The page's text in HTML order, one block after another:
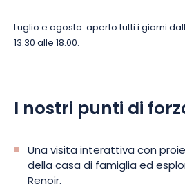
Luglio e agosto: aperto tutti i giorni
13.30 alle 18.00.
I nostri punti di
Una visita interattiva con
della casa di famiglia ed
Renoir.